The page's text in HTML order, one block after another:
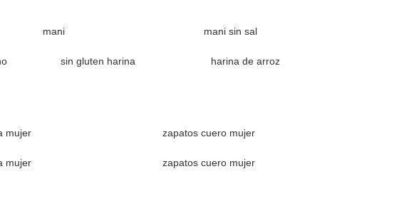
mani mani sin sal
sin gluten harina harina de arroz
mujer zapatos cuero mujer
mujer zapatos cuero mujer